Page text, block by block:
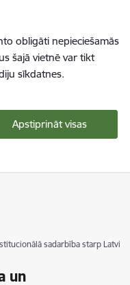
obligāti nepieciešamās
šajā vietnē var tikt
sīkdatnes.
Apstiprināt visas
sadarbība starp
un